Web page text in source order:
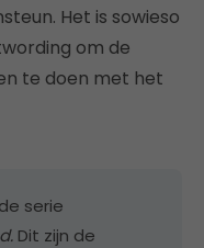
Het is sowieso
om de
te doen met het
serie
Dit zijn de